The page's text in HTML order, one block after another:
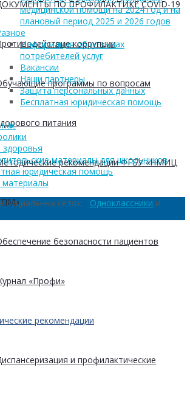
ПО ПРОФИЛАКТИКЕ COVID-19
коррупции
программы по вопросам
питания
рекомендации ФГБУ «НМИЦ
безопасности пациентов
«Профи»
рекомендации
и профилактические
медицинской помощи на 2024 год и на
плановый период 2025 и 2026 годов
Информация об отзывах
потребителей услуг
Вакансии
Наши партнеры
Защита персональных данных
Бесплатная юридическая помощь
материалы для школьников
юридическая помощь
материалы
социальных сетях: Одноклассники и